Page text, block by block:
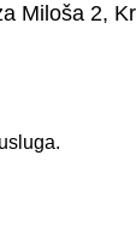
Miloša 2,